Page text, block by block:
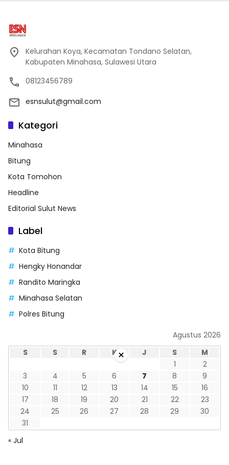
Kelurahan Koya, Kecamatan Tondano Selatan,
Kabupaten Minahasa, Sulawesi Utara
08123456789
esnsulut@gmail.com
Kategori
Minahasa
Bitung
Kota Tomohon
Headline
Editorial Sulut News
Label
Kota Bitung
Hengky Honandar
Randito Maringka
Minahasa Selatan
Polres Bitung
Agustus 2026
S
S R K J S
M
1
2
3
4 5 6 7 8
9
10
11 12 13 14 15
16
17
18 19 20 21 22
23
24
25 26 27 28 29
30
31
« Jul
×